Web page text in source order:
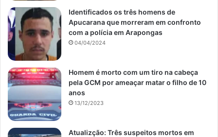
Identificados os três homens de
Apucarana que morreram em confronto
com a polícia em Arapongas
04/04/2024
Homem é morto com um tiro na cabeça
pela GCM por ameaçar matar o filho de 10
anos
13/12/2023
Atualizção: Três suspeitos mortos em